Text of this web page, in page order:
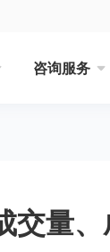
咨询服务
交量、